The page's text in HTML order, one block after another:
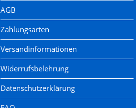
AGB
Zahlungsarten
Versandinformationen
Widerrufsbelehrung
Datenschutzerklärung